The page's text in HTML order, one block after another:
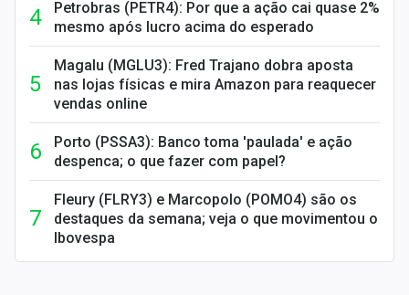
Petrobras (PETR4): Por que a ação cai quase 2%
mesmo após lucro acima do esperado
Magalu (MGLU3): Fred Trajano dobra aposta
nas lojas físicas e mira Amazon para reaquecer
vendas online
Porto (PSSA3): Banco toma 'paulada' e ação
despenca; o que fazer com papel?
Fleury (FLRY3) e Marcopolo (POMO4) são os
destaques da semana; veja o que movimentou o
Ibovespa